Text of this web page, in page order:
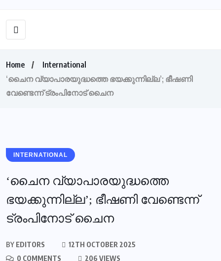
Home
International
‘ചൈന വ്യാപാരയുദ്ധത്തെ ഭയക്കുന്നില്ല’; ഭീഷണി
വേണ്ടെന്ന് ട്രംപിനോട് ചൈന
INTERNATIONAL
‘ചൈന വ്യാപാരയുദ്ധത്തെ
ഭയക്കുന്നില്ല’; ഭീഷണി വേണ്ടെന്ന്
ട്രംപിനോട് ചൈന
BY EDITORS
12TH OCTOBER 2025
0 COMMENTS
206 VIEWS